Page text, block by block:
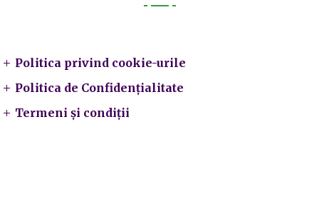
Politica privind cookie-urile
Politica de Confidențialitate
Termeni și condiții